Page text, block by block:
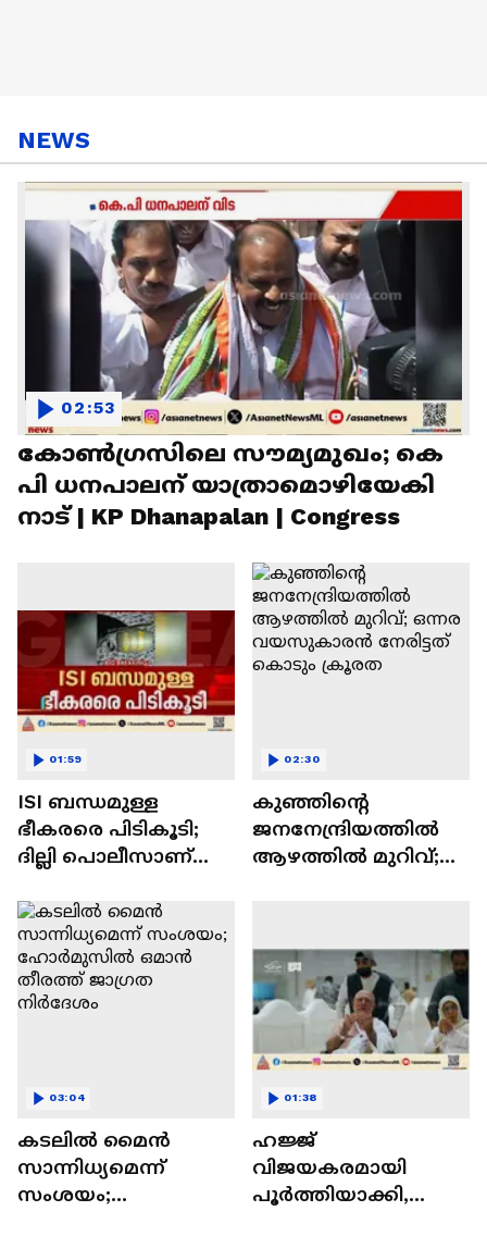
NEWS
കോൺഗ്രസിലെ സൗമ്യമുഖം; കെ
പി ധനപാലന് യാത്രാമൊഴിയേകി
നാട് | KP Dhanapalan | Congress
02:53
ISI ബന്ധമുള്ള
ഭീകരരെ പിടികൂടി;
ദില്ലി പൊലീസാണ്
Delhi Police | Crime
news
01:59
കുഞ്ഞിന്റെ
ജനനേന്ദ്രിയത്തിൽ
ആഴത്തിൽ മുറിവ്;
02:30
കടലിൽ മൈൻ
സാന്നിധ്യമെന്ന്
സംശയം;
03:04
ഹജ്ജ്
വിജയകരമായി
പൂർത്തിയാക്കി,
01:38